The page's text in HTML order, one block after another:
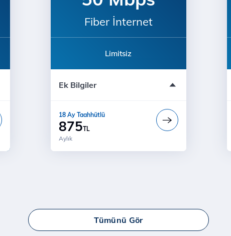
Fiber İnternet
Limitsiz
Ek Bilgiler
18 Ay Fiyat Garantisi
18 Ay Taahhütlü
875TL
Aylık
Tümünü Gör